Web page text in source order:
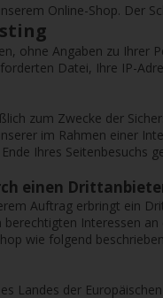
Online-Shop. Der
ohne Angaben zu
Datei, Ihre IP-
zum Zwecke der
im Rahmen einer
Ihres Seitenbesuchs
einen
Auftrag erbringt ein
Interessen
wie folgend
Landes der